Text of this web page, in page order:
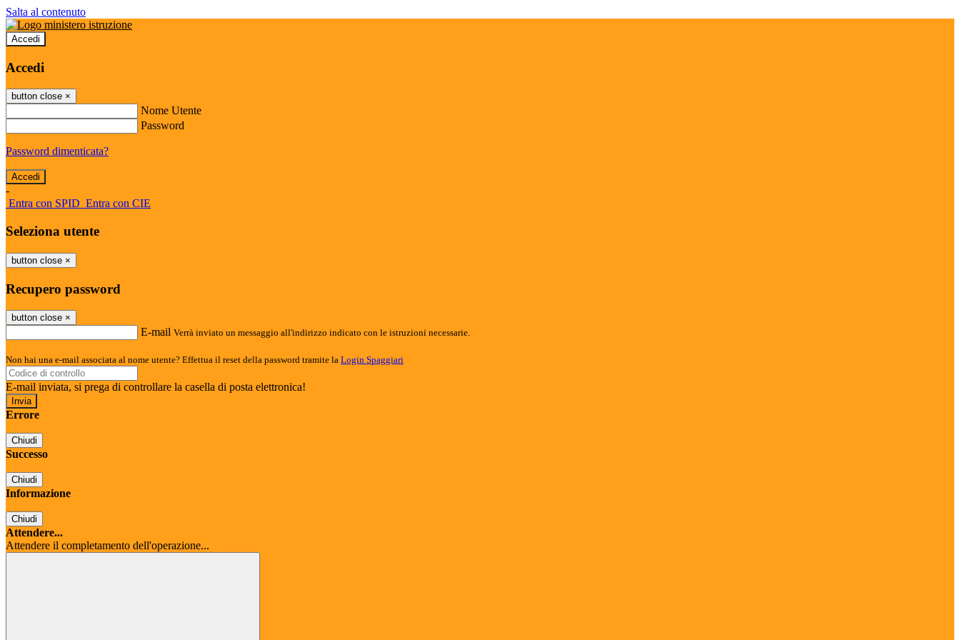
Salta al contenuto
Accedi
Accedi
button close ×
Nome Utente
Password
Password dimenticata?
-
Entra con SPID Entra con CIE
Seleziona utente
button close ×
Recupero password
button close ×
E-mail Verrà inviato un messaggio all'indirizzo indicato con le istruzioni necessarie.
Non hai una e-mail associata al nome utente? Effettua il reset della password tramite la Login Spaggiari
E-mail inviata, si prega di controllare la casella di posta elettronica!
Errore
Chiudi
Successo
Chiudi
Informazione
Chiudi
Attendere...
Attendere il completamento dell'operazione...